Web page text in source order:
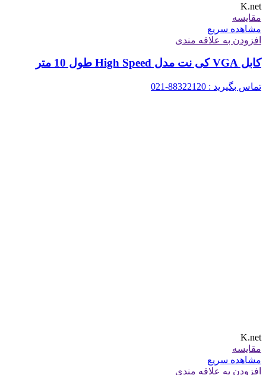
K.net
مقایسه
مشاهده سریع
افزودن به علاقه مندی
کابل VGA کی نت مدل High Speed طول 10 متر
تماس بگیرید : 88322120-021
K.net
مقایسه
مشاهده سریع
افزودن به علاقه مندی